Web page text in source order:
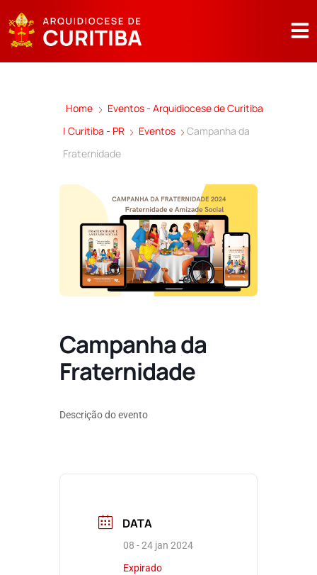
Home
Eventos - Arquidiocese de Curitiba
| Curitiba - PR
Eventos
Campanha da
Fraternidade
Campanha da
Fraternidade
Descrição do evento
DATA
08 - 24 jan 2024
Expirado